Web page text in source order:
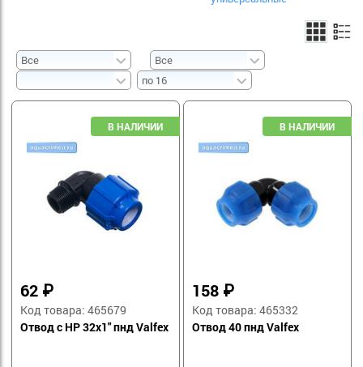
62 ₽
Код товара: 465679
Отвод с НР 32х1" пнд Valfex
158 ₽
Код товара: 465332
Отвод 40 пнд Valfex